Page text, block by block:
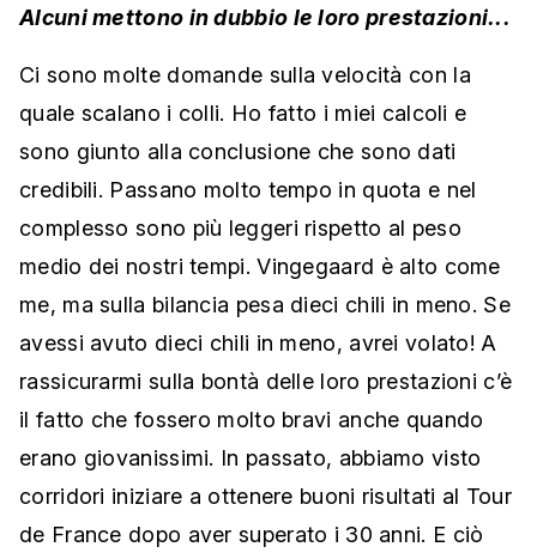
Alcuni mettono in dubbio le loro prestazioni...
Ci sono molte domande sulla velocità con la
quale scalano i colli. Ho fatto i miei calcoli e
sono giunto alla conclusione che sono dati
credibili. Passano molto tempo in quota e nel
complesso sono più leggeri rispetto al peso
medio dei nostri tempi. Vingegaard è alto come
me, ma sulla bilancia pesa dieci chili in meno. Se
avessi avuto dieci chili in meno, avrei volato! A
rassicurarmi sulla bontà delle loro prestazioni c’è
il fatto che fossero molto bravi anche quando
erano giovanissimi. In passato, abbiamo visto
corridori iniziare a ottenere buoni risultati al Tour
de France dopo aver superato i 30 anni. E ciò